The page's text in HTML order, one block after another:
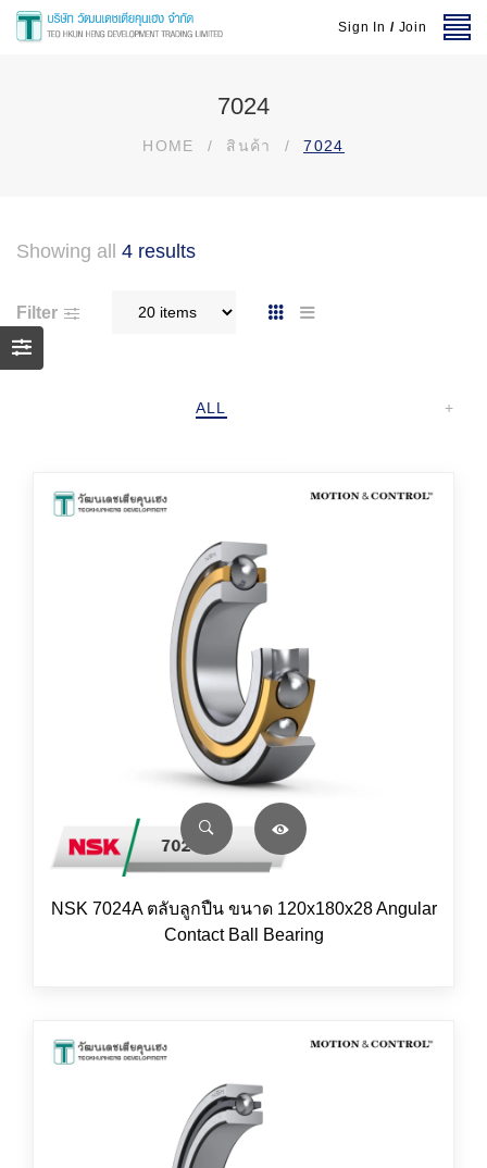
Sign In / Join
7024
HOME / สินค้า / 7024
Showing all 4 results
Filter
ALL +
NSK 7024A ตลับลูกปืน ขนาด 120x180x28 Angular
Contact Ball Bearing